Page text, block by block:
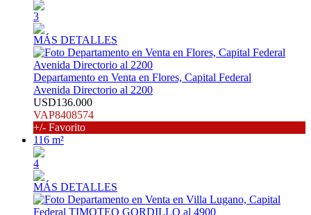
3
MÁS DETALLES
Departamento en Venta en Flores, Capital Federal
Avenida Directorio al 2200
USD136.000
VAP8408574
+/- Favorito
116 m²
4
MÁS DETALLES